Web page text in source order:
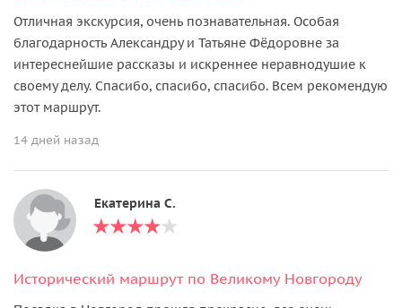
Отличная экскурсия, очень познавательная. Особая
благодарность Александру и Татьяне Фёдоровне за
интереснейшие рассказы и искреннее неравнодушие к
своему делу. Спасибо, спасибо, спасибо. Всем рекомендую
этот маршрут.
14 дней назад
Екатерина С.
Исторический маршрут по Великому Новгороду